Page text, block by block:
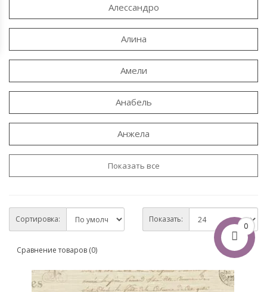
0
Алессандро
Алина
Амели
Анабель
Анжела
Показать все
Сортировка: Показать:
Сравнение товаров (0)